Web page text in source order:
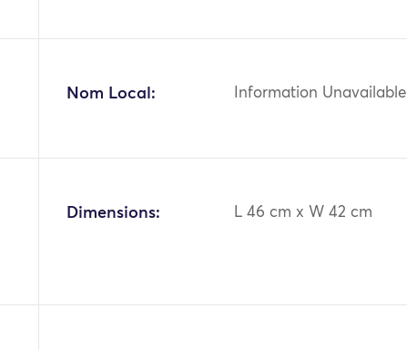
Nom Local: Information Unavailable
Dimensions: L 46 cm x W 42 cm